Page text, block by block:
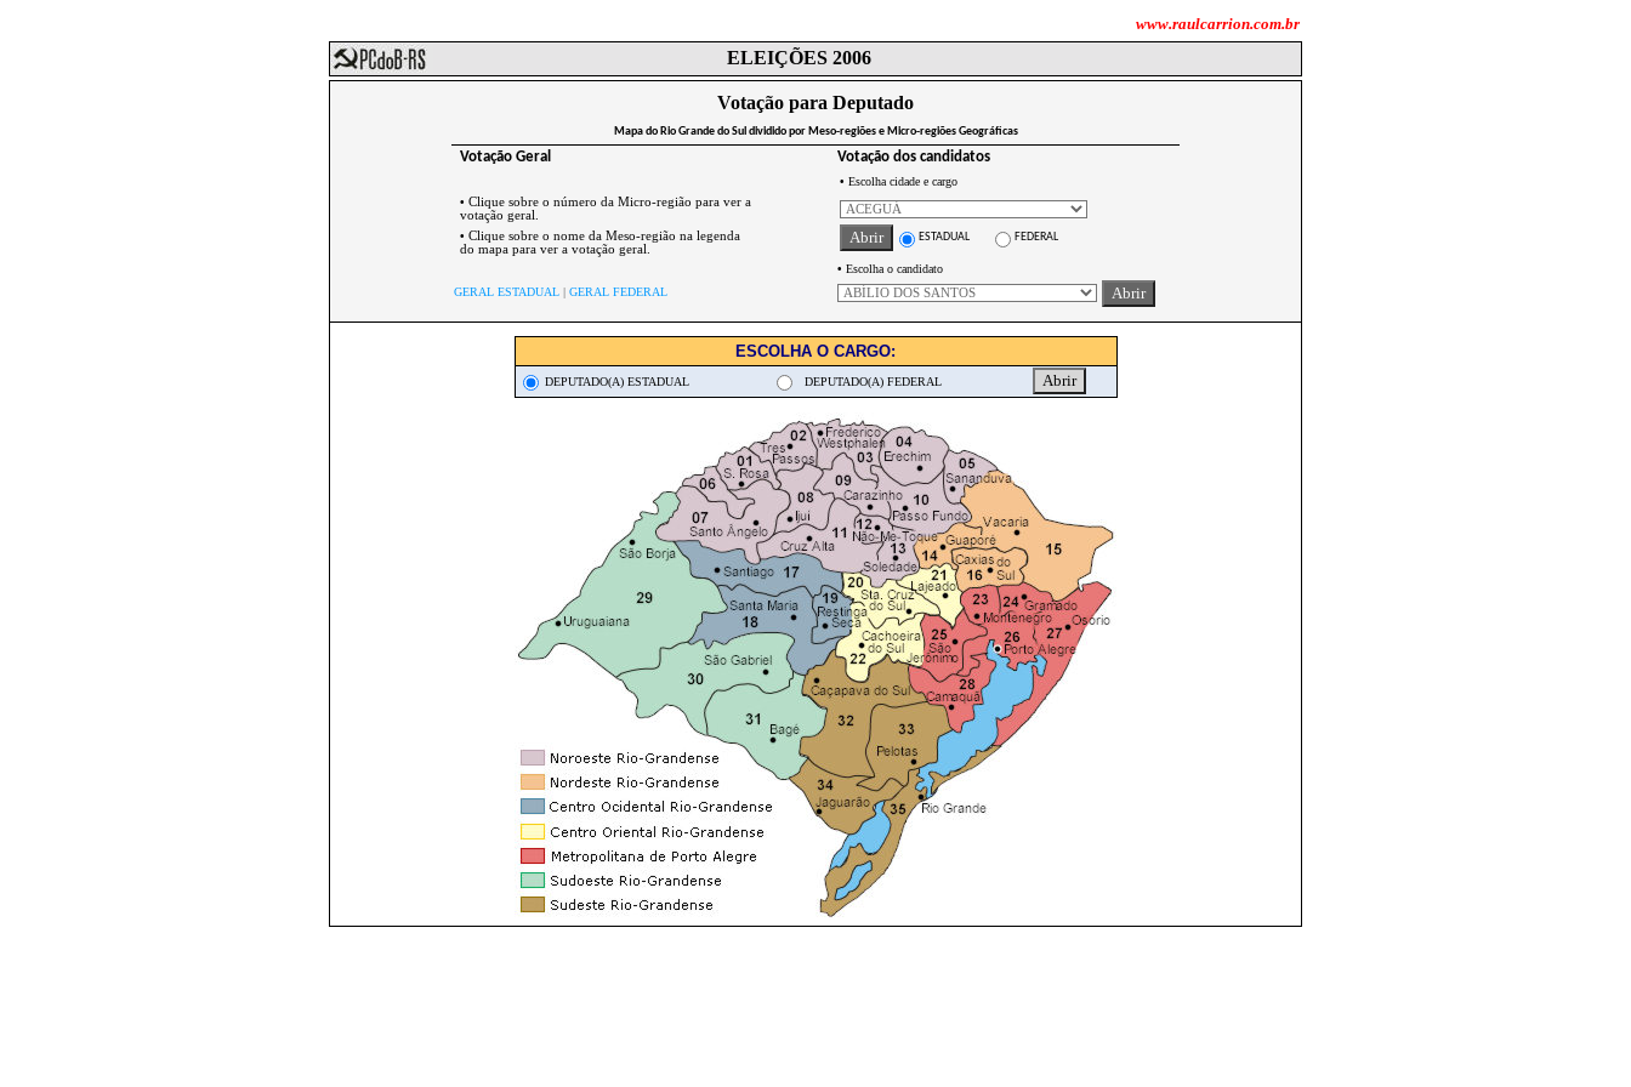
www.raulcarrion.com.br
ELEIÇÕES 2006
Votação para Deputado
Mapa do Rio Grande do Sul dividido por Meso-regiões e Micro-regiões Geográficas
Votação Geral Votação dos candidatos
• Clique sobre o número da Micro-região para ver a
votação geral.
• Clique sobre o nome da Meso-região na legenda
do mapa para ver a votação geral.
• Escolha cidade e cargo
ESTADUAL FEDERAL
• Escolha o candidato
GERAL ESTADUAL | GERAL FEDERAL
ESCOLHA O CARGO:
DEPUTADO(A) ESTADUAL DEPUTADO(A) FEDERAL